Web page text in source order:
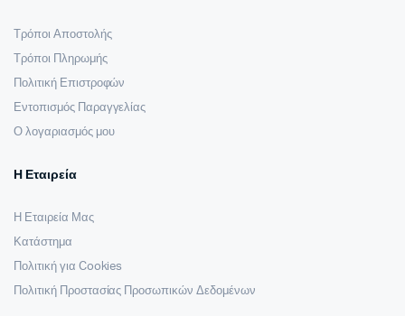
Τρόποι Αποστολής
Τρόποι Πληρωμής
Πολιτική Επιστροφών
Εντοπισμός Παραγγελίας
Ο λογαριασμός μου
Η Εταιρεία
Η Εταιρεία Μας
Κατάστημα
Πολιτική για Cookies
Πολιτική Προστασίας Προσωπικών Δεδομένων